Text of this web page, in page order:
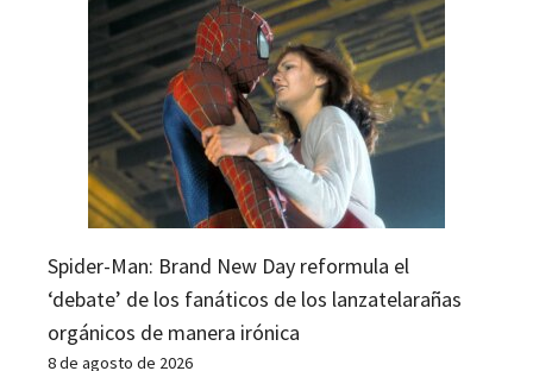
Spider-Man: Brand New Day reformula el
‘debate’ de los fanáticos de los lanzatelarañas
orgánicos de manera irónica
8 de agosto de 2026